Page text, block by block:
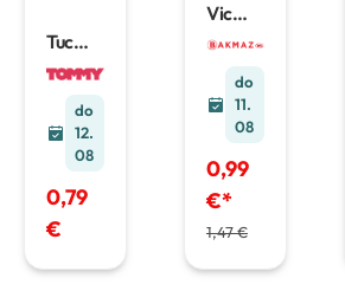
Tuc
krekeri
100 g
do
12.
08
0,79
€
Vic
slani
krekeri
150 g
do
11.
08
0,99
€*
1,47 €